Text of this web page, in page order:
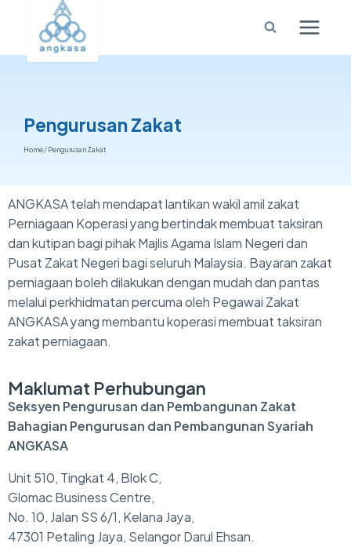
Pengurusan Zakat
Home/Pengurusan Zakat
ANGKASA telah mendapat lantikan wakil amil zakat
Perniagaan Koperasi yang bertindak membuat taksiran
dan kutipan bagi pihak Majlis Agama Islam Negeri dan
Pusat Zakat Negeri bagi seluruh Malaysia. Bayaran zakat
perniagaan boleh dilakukan dengan mudah dan pantas
melalui perkhidmatan percuma oleh Pegawai Zakat
ANGKASA yang membantu koperasi membuat taksiran
zakat perniagaan.
Maklumat Perhubungan
SeksyenPengurusandan Pembangunan Zakat
BahagianPengurusandan Pembangunan Syariah
ANGKASA
Unit 510, Tingkat 4, Blok C,
Glomac Business Centre,
No. 10, Jalan SS 6/1, Kelana Jaya,
47301 Petaling Jaya, Selangor Darul Ehsan.